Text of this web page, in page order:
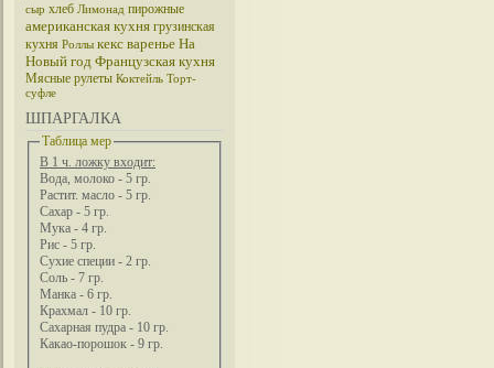
сыр хлеб Лимонад пирожные
американская кухня грузинская
кухня Роллы кекс варенье На
Новый год Французская кухня
Мясные рулеты Коктейль Торт-
суфле
ШПАРГАЛКА
Таблица мер
В 1 ч. ложку входит:
Вода, молоко - 5 гр.
Растит. масло - 5 гр.
Сахар - 5 гр.
Мука - 4 гр.
Рис - 5 гр.
Сухие специи - 2 гр.
Соль - 7 гр.
Манка - 6 гр.
Крахмал - 10 гр.
Сахарная пудра - 10 гр.
Какао-порошок - 9 гр.